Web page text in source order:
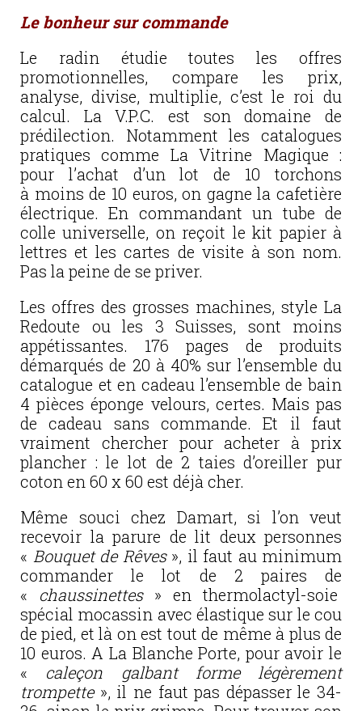
Le bonheur sur commande
Le radin étudie toutes les offres
promotionnelles, compare les prix,
analyse, divise, multiplie, c’est le roi du
calcul. La V.P.C. est son domaine de
prédilection. Notamment les catalogues
pratiques comme La Vitrine Magique :
pour l’achat d’un lot de 10 torchons
à moins de 10 euros, on gagne la cafetière
électrique. En commandant un tube de
colle universelle, on reçoit le kit papier à
lettres et les cartes de visite à son nom.
Pas la peine de se priver.
Les offres des grosses machines, style La
Redoute ou les 3 Suisses, sont moins
appétissantes. 176 pages de produits
démarqués de 20 à 40% sur l’ensemble du
catalogue et en cadeau l’ensemble de bain
4 pièces éponge velours, certes. Mais pas
de cadeau sans commande. Et il faut
vraiment chercher pour acheter à prix
plancher : le lot de 2 taies d’oreiller pur
coton en 60 x 60 est déjà cher.
Même souci chez Damart, si l’on veut
recevoir la parure de lit deux personnes
« Bouquet de Rêves», il faut au minimum
commander le lot de 2 paires de
« chaussinettes » en thermolactyl-soie
spécial mocassin avec élastique sur le cou
de pied, et là on est tout de même à plus de
10 euros. A La Blanche Porte, pour avoir le
« caleçon galbant forme légèrement
trompette», il ne faut pas dépasser le 34-